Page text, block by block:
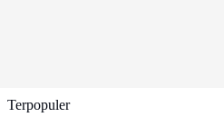
Terpopuler